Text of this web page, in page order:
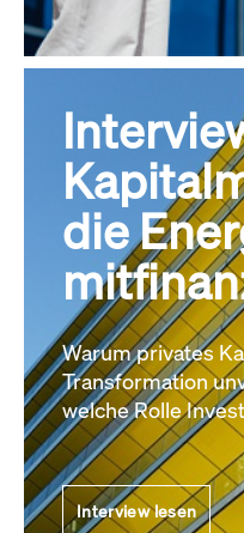
die
Warum privates
Transformation
welche Rolle
Interview lesen